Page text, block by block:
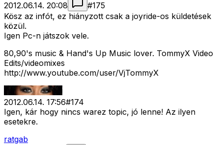
2012.06.14. 20:08 #175
Kösz az infót, ez hiányzott csak a joyride-os küldetések
közül.
Igen Pc-n játszok vele.
80,90's music & Hand's Up Music lover. TommyX Video
Edits/videomixes
http://www.youtube.com/user/VjTommyX
2012.06.14. 17:56#174
Igen, kár hogy nincs warez topic, jó lenne! Az ilyen
esetekre.
ratgab